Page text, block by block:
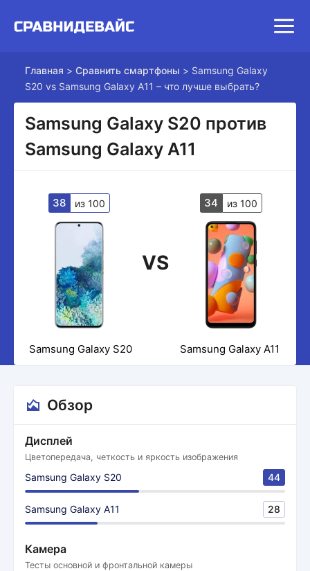
Главная > Сравнить смартфоны > Samsung Galaxy
S20 vs Samsung Galaxy A11 – что лучше выбрать?
Samsung Galaxy S20 против
Samsung Galaxy A11
38 из 100
VS
34 из 100
Samsung Galaxy S20 Samsung Galaxy A11
Обзор
Дисплей
Цветопередача, четкость и яркость изображения
Samsung Galaxy S20 44
Samsung Galaxy A11 28
Камера
Тесты основной и фронтальной камеры